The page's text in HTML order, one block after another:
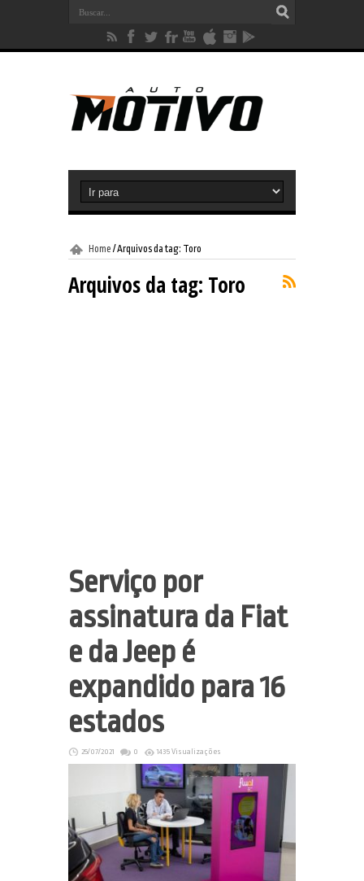
Home /Arquivos da tag: Toro
Arquivos da tag: Toro
Serviço por
assinatura da Fiat
e da Jeep é
expandido para 16
estados
25/07/2021 0 1435 Visualizações